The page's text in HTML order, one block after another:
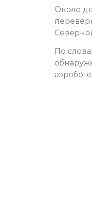
Около
По